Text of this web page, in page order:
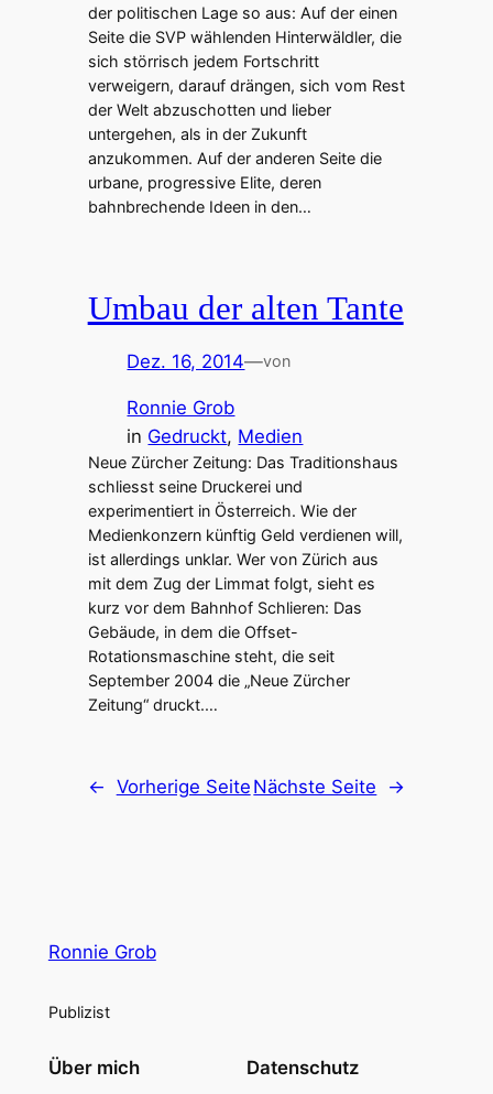
der politischen Lage so aus: Auf der einen
Seite die SVP wählenden Hinterwäldler, die
sich störrisch jedem Fortschritt
verweigern, darauf drängen, sich vom Rest
der Welt abzuschotten und lieber
untergehen, als in der Zukunft
anzukommen. Auf der anderen Seite die
urbane, progressive Elite, deren
bahnbrechende Ideen in den…
Umbau der alten Tante
Dez. 16, 2014—von
Ronnie Grob
in Gedruckt, Medien
Neue Zürcher Zeitung: Das Traditionshaus
schliesst seine Druckerei und
experimentiert in Österreich. Wie der
Medienkonzern künftig Geld verdienen will,
ist allerdings unklar. Wer von Zürich aus
mit dem Zug der Limmat folgt, sieht es
kurz vor dem Bahnhof Schlieren: Das
Gebäude, in dem die Offset-
Rotationsmaschine steht, die seit
September 2004 die „Neue Zürcher
Zeitung“ druckt.…
← Vorherige Seite Nächste Seite →
Ronnie Grob
Publizist
Über mich Datenschutz